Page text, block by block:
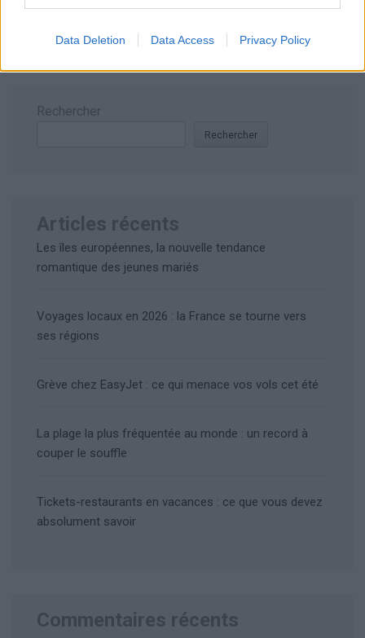
Data Deletion Data Access Privacy Policy
Rechercher
Rechercher
Articles récents
Les îles européennes, la nouvelle tendance
romantique des jeunes mariés
Voyages locaux en 2026 : la France se tourne vers
ses régions
Grève chez EasyJet : ce qui menace vos vols cet été
La plage la plus fréquentée au monde : un record à
couper le souffle
Tickets-restaurants en vacances : ce que vous devez
absolument savoir
Commentaires récents